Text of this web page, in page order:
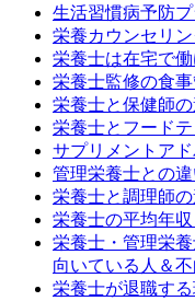
生活習慣病予防
栄養カウンセリ
栄養士は在宅で働
栄養士監修の食事
栄養士と保健師の
栄養士とフード
サプリメントア
管理栄養士との
栄養士と調理師
栄養士の平均年
栄養士・管理栄養
向いている人＆不
栄養士が退職す